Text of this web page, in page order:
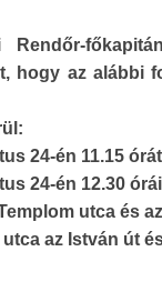
Rendőr-
hogy az alábbi
24-én 11.15
24-én 12.30
utca és
az István út